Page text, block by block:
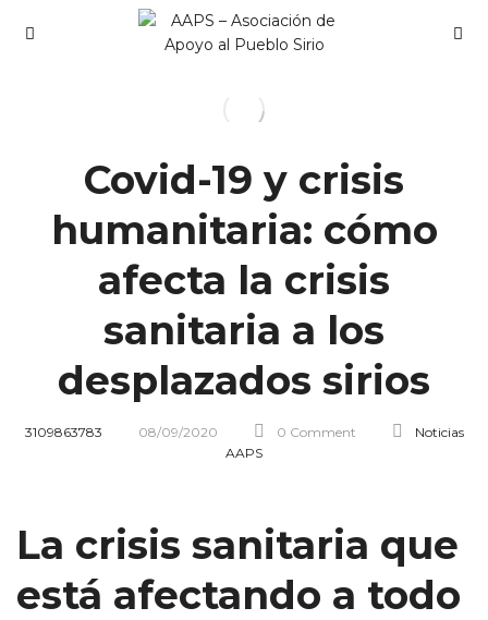
Covid-19 y crisis
humanitaria: cómo
afecta la crisis
sanitaria a los
desplazados sirios
3109863783 08/09/2020 0 Comment
Noticias
AAPS
La crisis sanitaria que
está afectando a todo